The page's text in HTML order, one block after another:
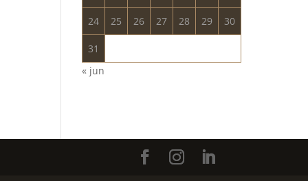
24 25 26 27 28 29 30
31
« jun